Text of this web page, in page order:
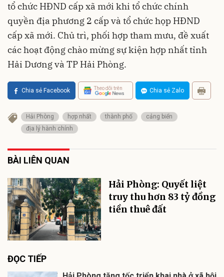
tổ chức HĐND cấp xã mới khi tổ chức chính
quyền địa phương 2 cấp và tổ chức họp HĐND
cấp xã mới. Chủ trì, phối hợp tham mưu, đề xuất
các hoạt động chào mừng sự kiện hợp nhất tỉnh
Hải Dương và TP Hải Phòng.
Chia sẻ Facebook Theo dõi trên Chia sẻ Zalo
Hải Phòng hợp nhất thành phố
cảng biển
địa lý hành chính
BÀI LIÊN QUAN
Hải Phòng: Quyết liệt
truy thu hơn 83 tỷ đồng
tiền thuê đất
ĐỌC TIẾP